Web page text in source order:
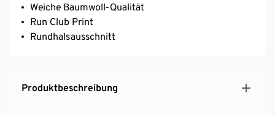
Weiche Baumwoll-Qualität
Run Club Print
Rundhalsausschnitt
Produktbeschreibung